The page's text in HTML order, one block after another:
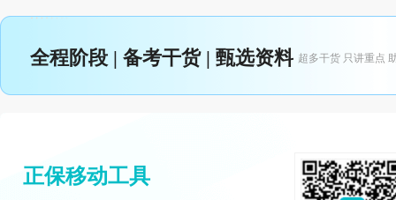
全程阶段 | 备考干货 | 甄选资料 超多干货 只讲重点
正保移动工具